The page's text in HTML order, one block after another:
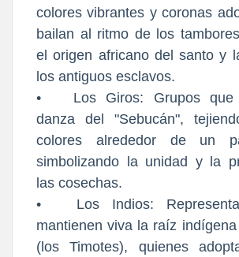
colores vibrantes y coronas
bailan al ritmo de los
el origen africano del santo y
los antiguos esclavos.
•
Los Giros: Grupos
danza del "Sebucán",
colores alrededor de un
simbolizando la unidad y la
las cosechas.
•
Los Indios:
mantienen viva la raíz
(los Timotes), quienes